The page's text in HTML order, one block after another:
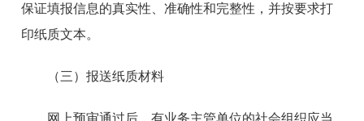
保证填报信息的真实性、准确性和完整性，并按要求打
印纸质文本。
（三）报送纸质材料
网上预审通过后，有业务主管单位的社会组织应当